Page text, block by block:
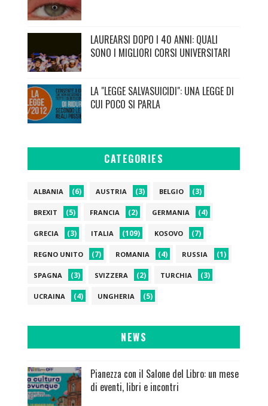
LAUREARSI DOPO I 40 ANNI: QUALI
SONO I MIGLIORI CORSI UNIVERSITARI
LA "LEGGE SALVASUICIDI": UNA LEGGE DI
CUI POCO SI PARLA
CATEGORIES
ALBANIA (6) AUSTRIA (3) BELGIO (3)
BREXIT (5) FRANCIA (2) GERMANIA (4)
GRECIA (3) ITALIA (109) KOSOVO (7)
REGNO UNITO (7) ROMANIA (4) RUSSIA (1)
SPAGNA (3) SVIZZERA (2) TURCHIA (3)
UCRAINA (4) UNGHERIA (5)
NEWS
Pianezza con il Salone del Libro: un mese
di eventi, libri e incontri